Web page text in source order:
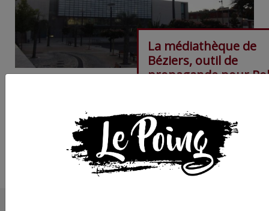
La médiathèque de
Béziers, outil de
propagande pour